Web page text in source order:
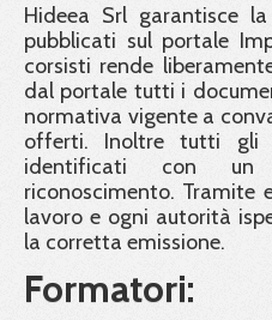
Hideea Srl garantisce
pubblicati sul portale
corsisti rende
dal portale tutti i
normativa vigente a
offerti. Inoltre tutti gli
identificati con
riconoscimento. Tramite
lavoro e ogni autorità
la corretta emissione.
Formatori: